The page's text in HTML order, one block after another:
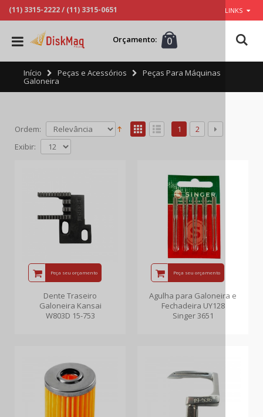
LINKS
(11) 3315-2222/ (11) 3315-0651
0
Orçamento:
Início Peças e Acessórios Peças Para Máquinas
Galoneira
Ordem: 1
2
Exibir:
Peça seu orçamento
Dente Traseiro
Galoneira Kansai
W803D 15-753
Peça seu orçamento
Agulha para Galoneira e
Fechadeira UY128
Singer 3651